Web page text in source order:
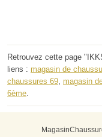
Retrouvez cette page
liens : magasin de
chaussures 69, magasin
6ème.